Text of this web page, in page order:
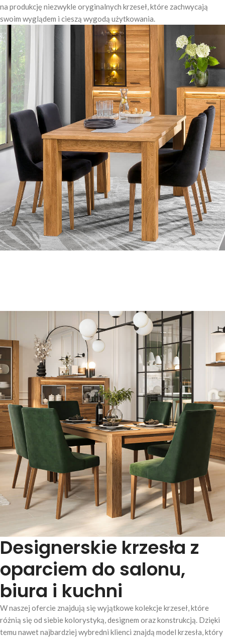
na produkcję niezwykle oryginalnych krzeseł, które zachwycają
swoim wyglądem i cieszą wygodą użytkowania.
Designerskie krzesła z
oparciem do salonu,
biura i kuchni
W naszej ofercie znajdują się wyjątkowe kolekcje krzeseł, które
różnią się od siebie kolorystyką, designem oraz konstrukcją. Dzięki
temu nawet najbardziej wybredni klienci znajdą model krzesła, który